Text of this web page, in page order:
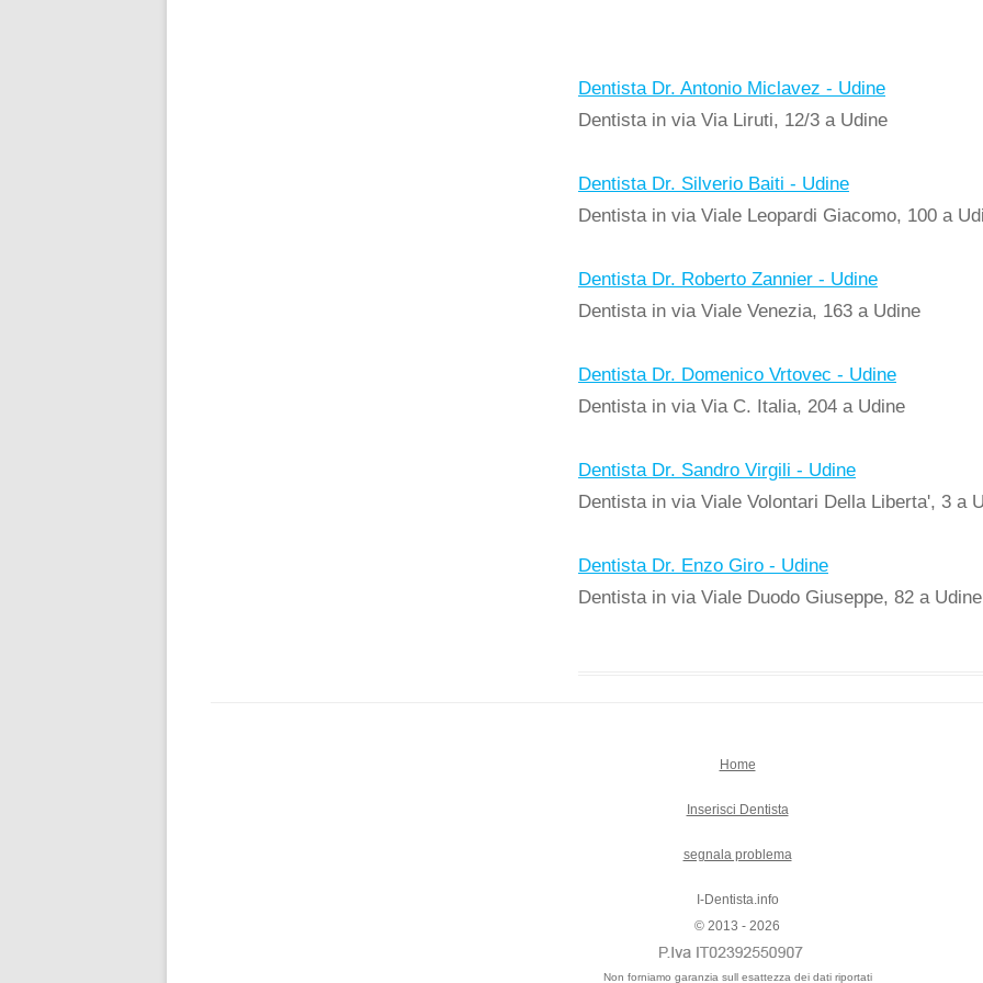
Dentista Dr. Antonio Miclavez - Udine
Dentista in via Via Liruti, 12/3 a Udine
Dentista Dr. Silverio Baiti - Udine
Dentista in via Viale Leopardi Giacomo, 100 a
Dentista Dr. Roberto Zannier - Udine
Dentista in via Viale Venezia, 163 a Udine
Dentista Dr. Domenico Vrtovec - Udine
Dentista in via Via C. Italia, 204 a Udine
Dentista Dr. Sandro Virgili - Udine
Dentista in via Viale Volontari Della Liberta', 3 a
Dentista Dr. Enzo Giro - Udine
Dentista in via Viale Duodo Giuseppe, 82 a Udine
Home
Inserisci Dentista
segnala problema
I-Dentista.info
© 2013 - 2026
Non forniamo garanzia sull esattezza dei dati riportati